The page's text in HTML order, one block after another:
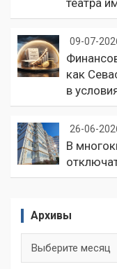
театра
09-07-
как
в
26-06-
В
Архивы